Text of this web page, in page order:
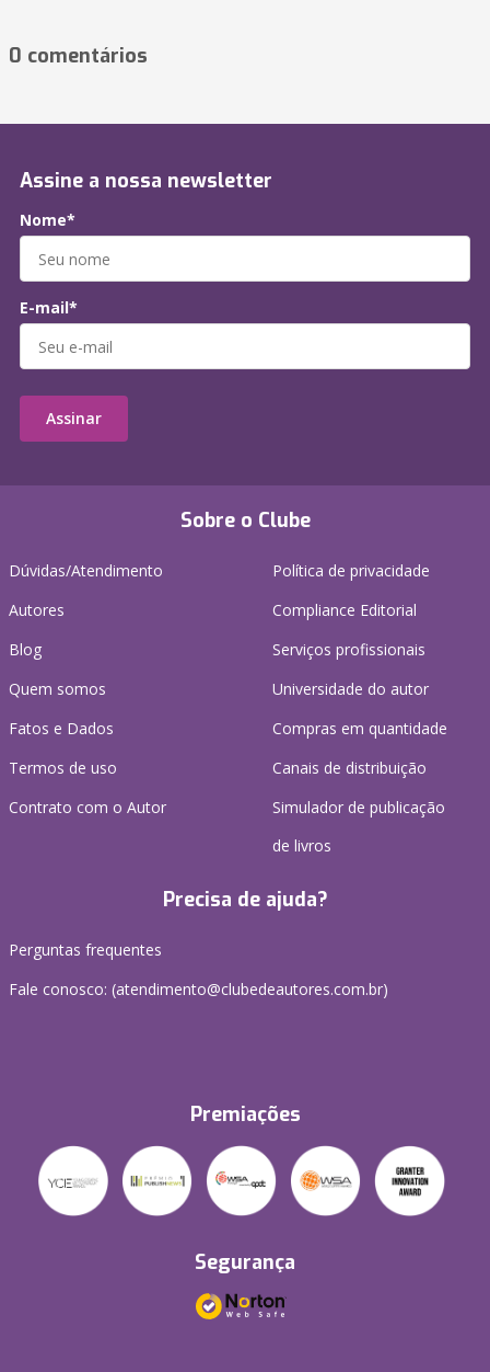
0 comentários
Sobre o Clube
Dúvidas/Atendimento
Autores
Blog
Quem somos
Fatos e Dados
Termos de uso
Contrato com o Autor
Política de privacidade
Compliance Editorial
Serviços profissionais
Universidade do autor
Compras em quantidade
Canais de distribuição
Simulador de publicação
de livros
Precisa de ajuda?
Perguntas frequentes
Fale conosco: (atendimento@clubedeautores.com.br)
Premiações
Segurança
Assine a nossa newsletter
Nome*
E-mail*
Assinar